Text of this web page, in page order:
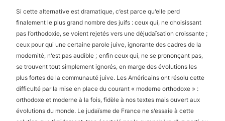
Si cette alternative est dramatique, c’est parce qu’elle perd
finalement le plus grand nombre des juifs : ceux qui, ne choisissant
pas l’orthodoxie, se voient rejetés vers une déjudaïsation croissante ;
ceux pour qui une certaine parole juive, ignorante des cadres de la
modernité, n’est pas audible ; enfin ceux qui, ne se prononçant pas,
se trouvent tout simplement ignorés, en marge des évolutions les
plus fortes de la communauté juive. Les Américains ont résolu cette
difficulté par la mise en place du courant « moderne orthodoxe » :
orthodoxe et moderne à la fois, fidèle à nos textes mais ouvert aux
évolutions du monde. Le judaïsme de France ne s’essaie à cette